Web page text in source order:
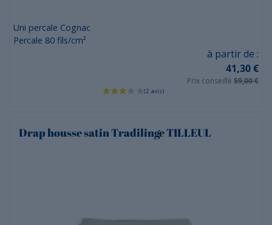
Uni percale Cognac
Percale 80 fils/cm²
à partir de :
41,30 €
Prix conseillé 59,00 €
Drap housse satin Tradilinge TILLEUL